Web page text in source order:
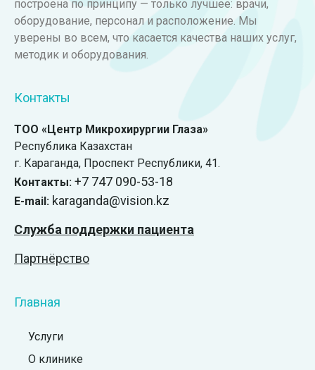
построена по принципу — только лучшее: врачи,
оборудование, персонал и расположение. Мы
уверены во всем, что касается качества наших услуг,
методик и оборудования.
Контакты
ТОО «Центр Микрохирургии Глаза»
Республика Казахстан
г. Караганда, ​Проспект Республики, 41.
Контакты: +7 747 090-53-18
E-mail: karaganda@vision.kz
Служба поддержки пациента
Партнёрство
Главная
Услуги
О клинике